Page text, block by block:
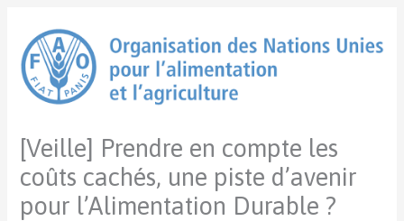
[Veille] Prendre en compte les
coûts cachés, une piste d’avenir
pour l’Alimentation Durable ?